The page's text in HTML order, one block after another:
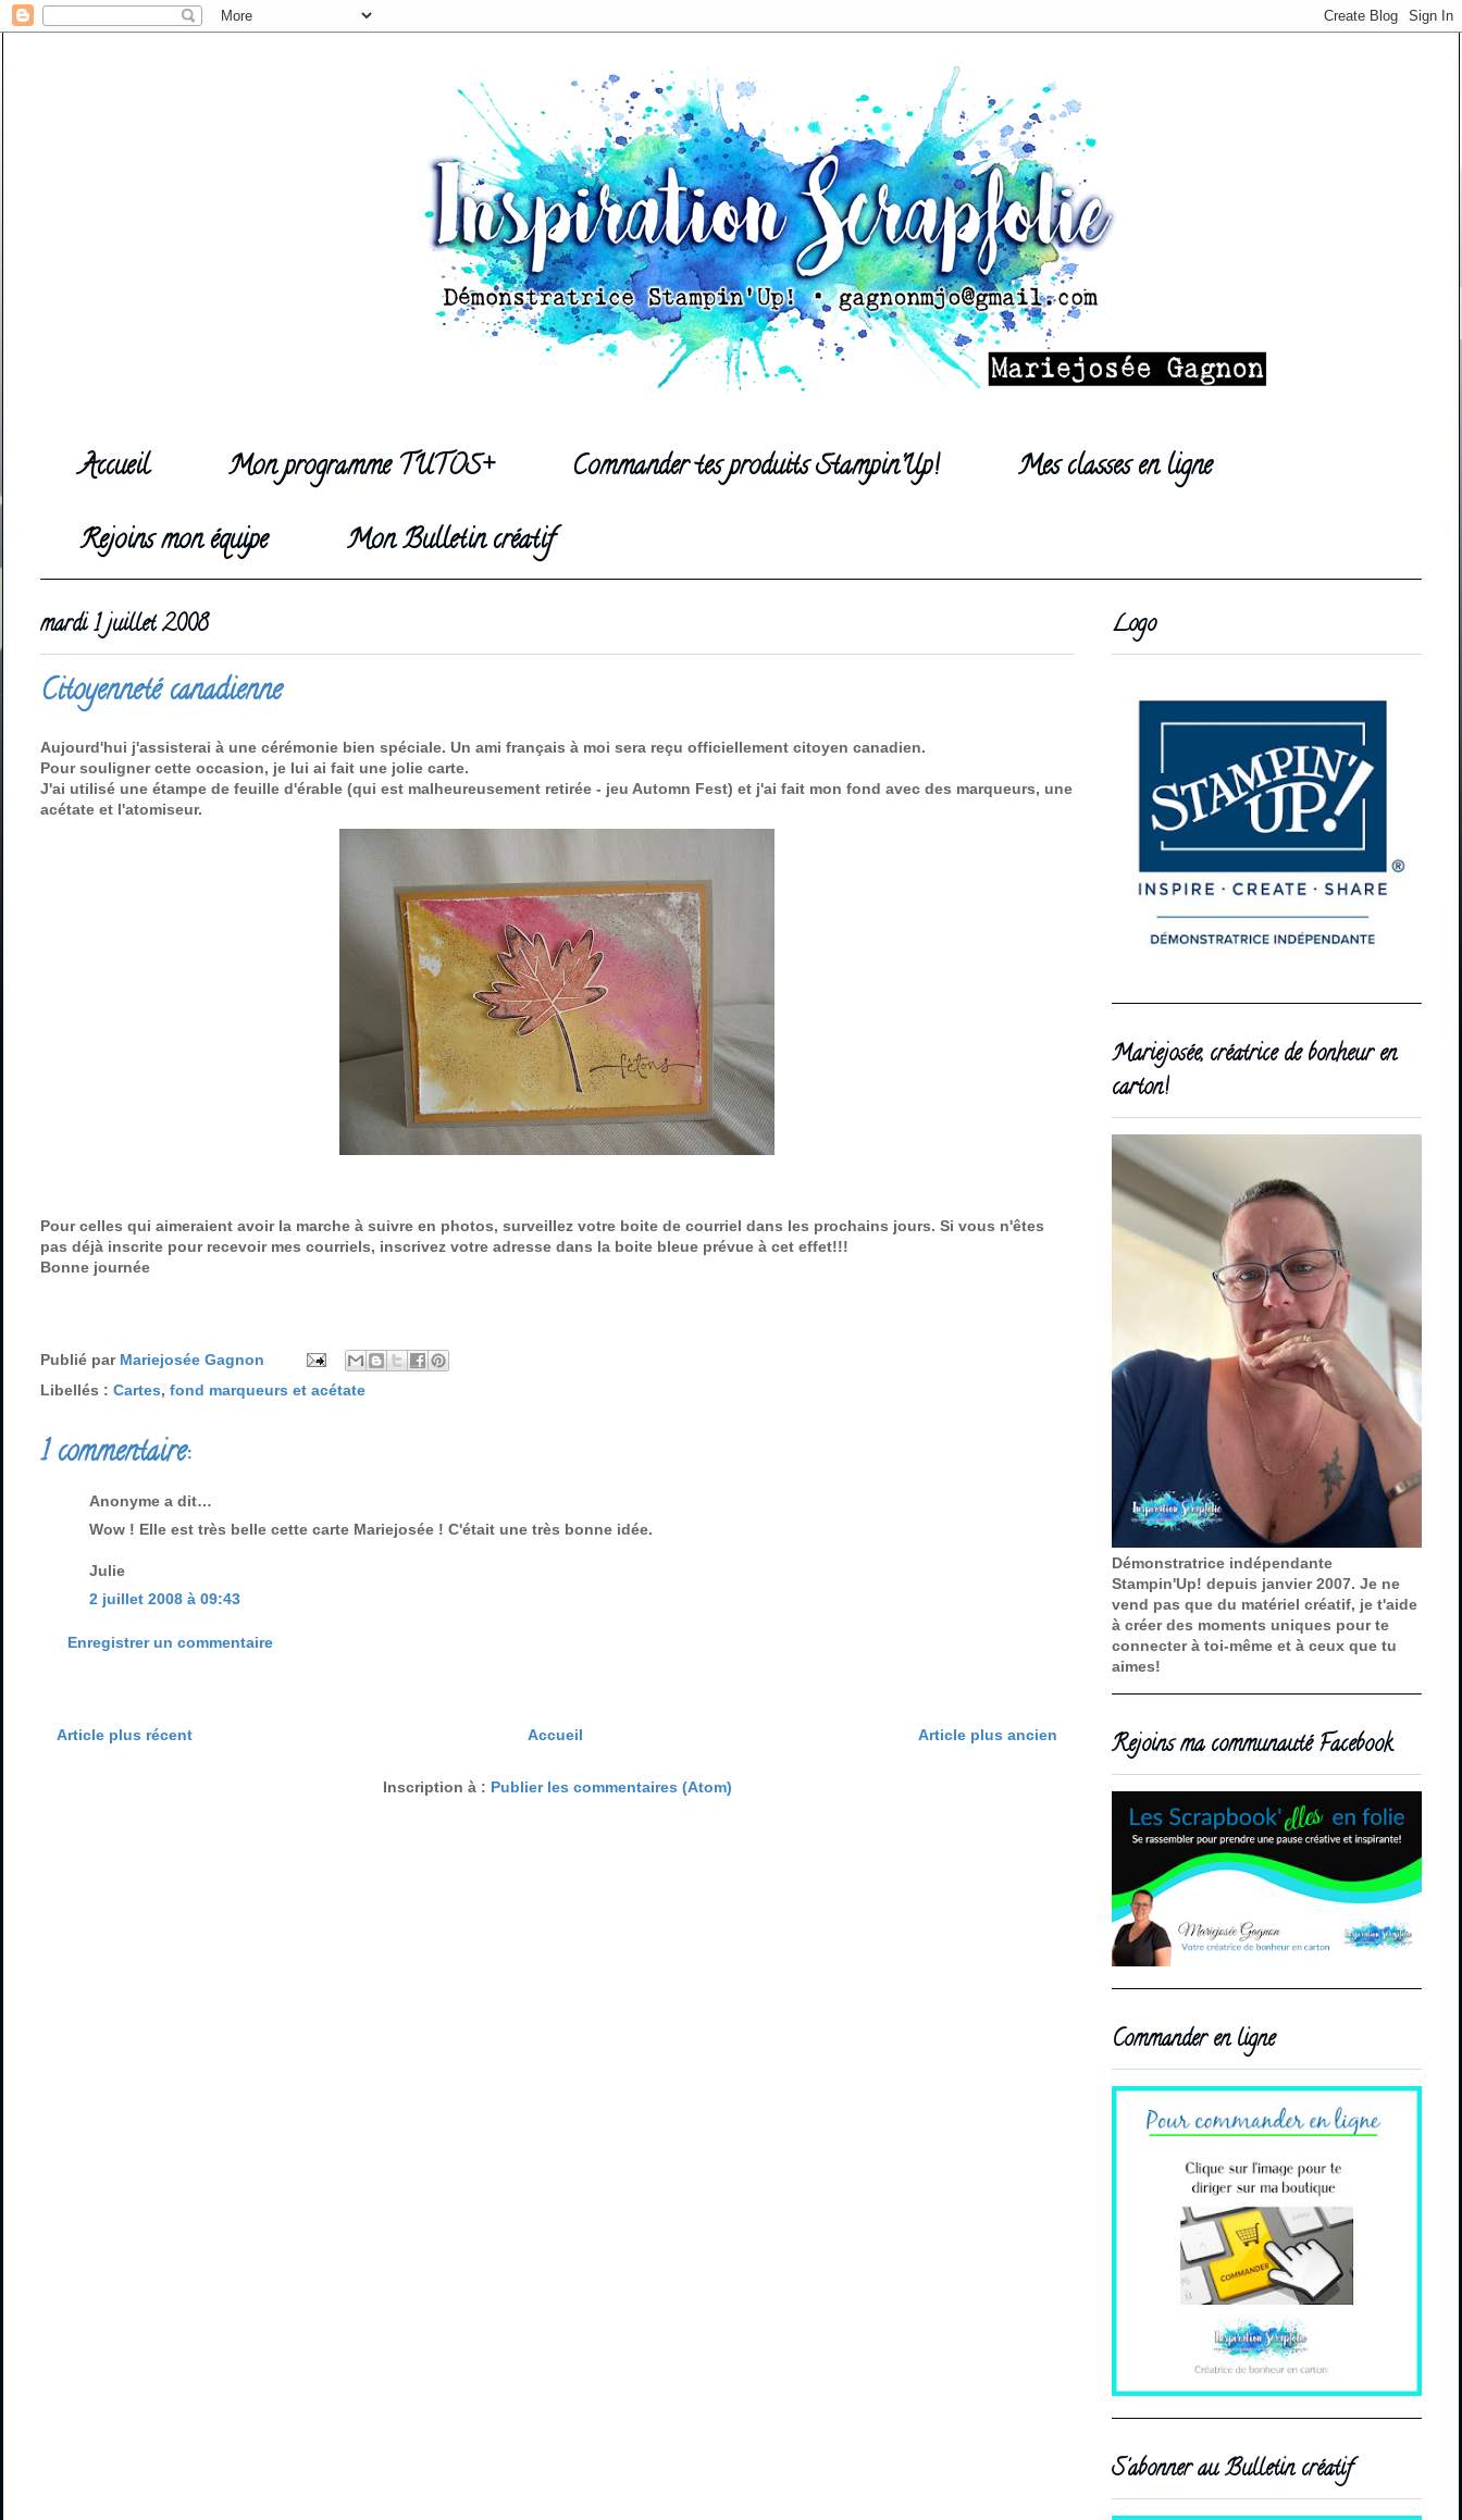
Accueil Mon programme TUTOS+ Commander tes produits Stampin'Up!
Mes classes en ligne
Rejoins mon équipe
Mon Bulletin créatif
mardi 1 juillet 2008
Citoyenneté canadienne
Aujourd'hui j'assisterai à une cérémonie bien spéciale. Un ami français à moi sera reçu officiellement citoyen canadien.
Pour souligner cette occasion, je lui ai fait une jolie carte.
J'ai utilisé une étampe de feuille d'érable (qui est malheureusement retirée - jeu Automn Fest) et j'ai fait mon fond avec des marqueurs, une
acétate et l'atomiseur.
Pour celles qui aimeraient avoir la marche à suivre en photos, surveillez votre boite de courriel dans les prochains jours. Si vous n'êtes
pas déjà inscrite pour recevoir mes courriels, inscrivez votre adresse dans la boite bleue prévue à cet effet!!!
Bonne journée
Publié par Mariejosée Gagnon
Libellés : Cartes, fond marqueurs et acétate
1 commentaire:
Anonyme a dit…
Wow ! Elle est très belle cette carte Mariejosée ! C'était une très bonne idée.
Julie
2 juillet 2008 à 09:43
Enregistrer un commentaire
Article plus récent Article plus ancien
Accueil
Inscription à : Publier les commentaires (Atom)
Logo
Mariejosée, créatrice de bonheur en
carton!
Démonstratrice indépendante
Stampin'Up! depuis janvier 2007. Je ne
vend pas que du matériel créatif, je t'aide
à créer des moments uniques pour te
connecter à toi-même et à ceux que tu
aimes!
Rejoins ma communauté Facebook
Commander en ligne
S'abonner au Bulletin créatif